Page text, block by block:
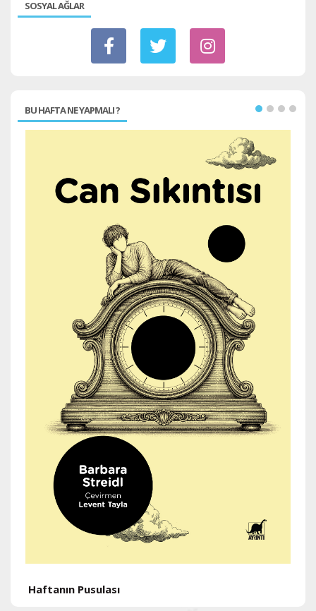
SOSYAL AĞLAR
BU HAFTA NE YAPMALI ?
Haftanın Pusulası